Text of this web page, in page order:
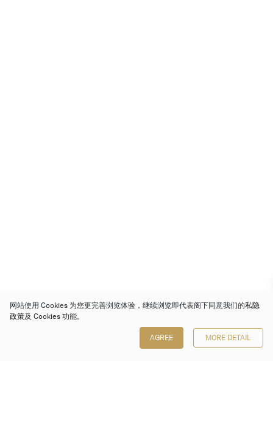
网站使用 Cookies 为您更完善浏览体验，继续浏览即代表阁下同意我们的私隐
政策及 Cookies 功能。
AGREE MORE DETAIL